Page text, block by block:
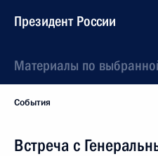
Президент России
Материалы по
События
Встреча с